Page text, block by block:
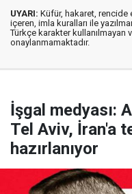
UYARI: Küfür, hakaret, rencide
içeren, imla kuralları ile
Türkçe karakter kullanılmayan
onaylanmamaktadır.
İşgal medyası:
Tel Aviv, İran'a
hazırlanıyor